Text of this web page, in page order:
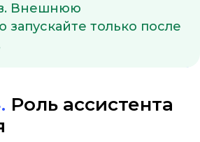
Внешнюю
только после
Роль ассистента